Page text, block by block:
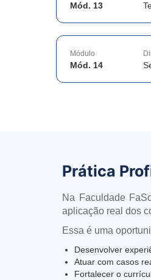
Mód. 13
Módulo
Mód. 14
Prática
Na Faculdade
aplicação real dos
Essa é uma
Desenvolver
Atuar com casos
Fortalecer o